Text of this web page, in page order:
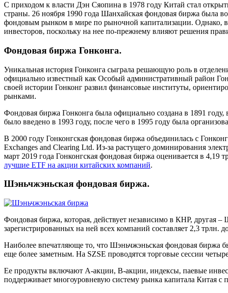
С приходом к власти Дэн Сяопина в 1978 году Китай стал
страны. 26 ноября 1990 года Шанхайская фондовая биржа была
фондовым рынком в мире по рыночной капитализации. Однако,
инвесторов, поскольку на нее по-прежнему влияют решения
Фондовая биржа Гонконга.
Уникальная история Гонконга сыграла решающую роль в
официально известный как Особый административный район
своей истории Гонконг развил финансовые институты,
рынками.
Фондовая биржа Гонконга была официально создана в 1891
было введено в 1993 году, после чего в 1995 году была
В 2000 году Гонконгская фондовая биржа объединилась с
Exchanges and Clearing Ltd. Из-за растущего доминирования
март 2019 года Гонконгская фондовая биржа оценивается в
лучшие ETF на акции китайских компаний.
Шэньчжэньская фондовая биржа.
Фондовая биржа, которая, действует независимо в КНР, другая
зарегистрированных на ней всех компаний составляет 2,3
Наиболее впечатляюще то, что Шэньчжэньская фондовая биржа
еще более заметным. На SZSE проводятся торговые сессии
Ее продукты включают A-акции, B-акции, индексы, паевые
поддерживает многоуровневую систему рынка капитала Китая